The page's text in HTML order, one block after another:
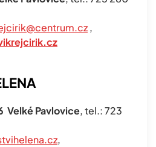
,
Velké Pavlovice, tel.: 723
,